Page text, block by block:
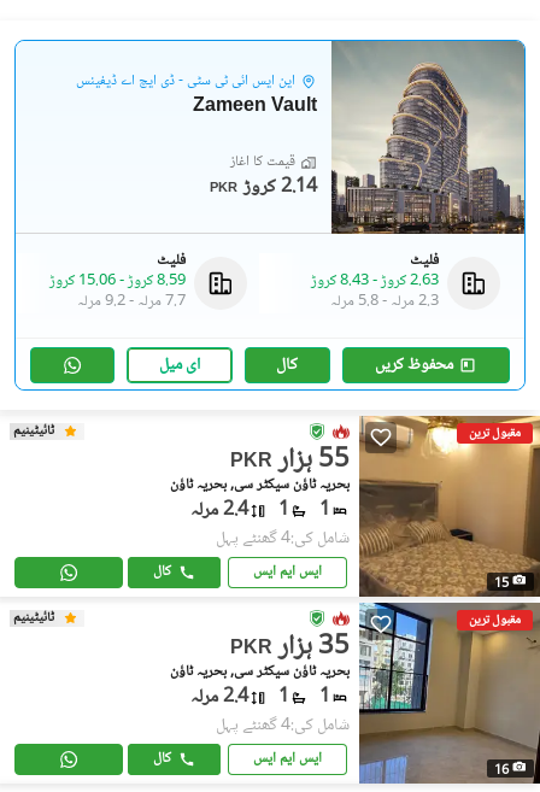
این ایس آئی ٹی سٹی - ڈی ایچ اے ڈیفینس
Zameen Vault
قیمت کا آغاز
PKR 2.14 کروڑ
فلیٹ
2.63 کروڑ
-8.43 کروڑ
2.3 مرلہ
-5.8 مرلہ
فلیٹ
8.59 کروڑ
-15.06 کروڑ
7.7 مرلہ
-9.2 مرلہ
محفوظ کریں کال ای میل
مقبول ترین
15
ٹائیٹینیم
PKR 55 ہزار
بحریہ ٹاؤن سیکٹر سی, بحریہ ٹاؤن
1
1 2.4 مرلہ
شامل کی:4 گھنٹے پہل
ایس ایم ایس کال
مقبول ترین
16
ٹائیٹینیم
PKR 35 ہزار
بحریہ ٹاؤن سیکٹر سی, بحریہ ٹاؤن
1
1 2.4 مرلہ
شامل کی:4 گھنٹے پہل
ایس ایم ایس کال